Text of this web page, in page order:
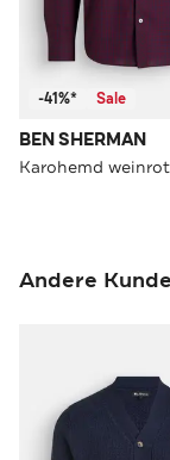
-41%* Sale
BEN SHERMAN
Karohemd weinrot
Andere